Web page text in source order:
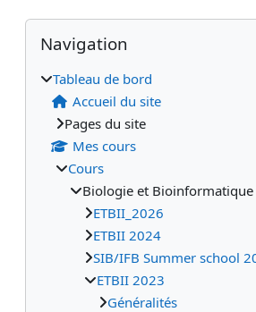
Blocs
Blocs supplémentaires
Passer Navigation
Navigation
Tableau de bord
Accueil du site
Pages du site
Mes cours
Cours
Biologie et
ETBII_2026
ETBII 2024
SIB/IFB Summer school
ETBII 2023
Généralités